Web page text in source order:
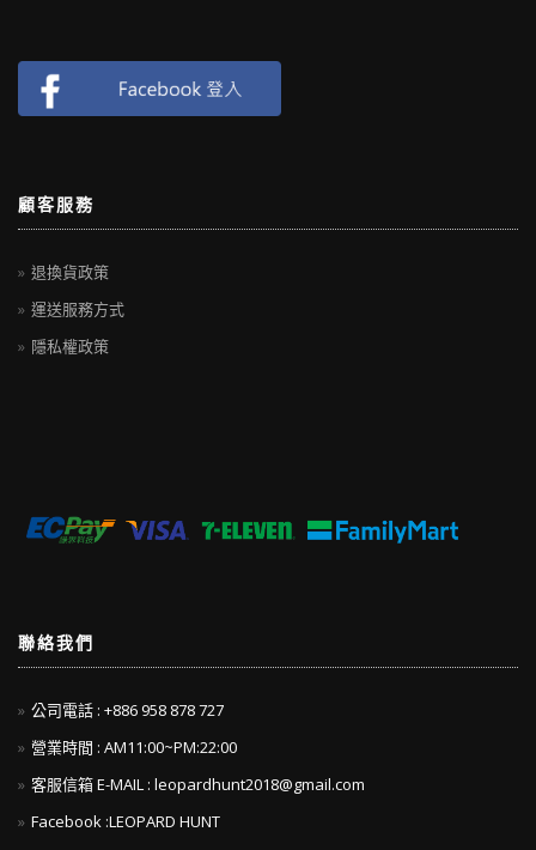
顧客服務
退換貨政策
運送服務方式
隱私權政策
聯絡我們
公司電話 : +886 958 878 727
營業時間 : AM11:00~PM:22:00
客服信箱 E-MAIL : leopardhunt2018@gmail.com
Facebook :LEOPARD HUNT